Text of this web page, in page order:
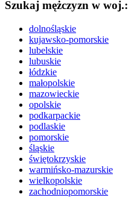
Szukaj mężczyzn w woj.:
dolnośląskie
kujawsko-pomorskie
lubelskie
lubuskie
łódzkie
małopolskie
mazowieckie
opolskie
podkarpackie
podlaskie
pomorskie
śląskie
świętokrzyskie
warmińsko-mazurskie
wielkopolskie
zachodniopomorskie